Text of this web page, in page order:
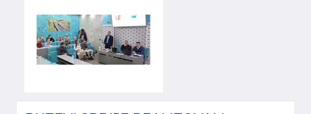
© 2005-2026. "Putevi Srbije" d.o.o. All rights reserved.